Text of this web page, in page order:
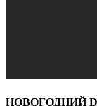
НОВОГОДНИЙ